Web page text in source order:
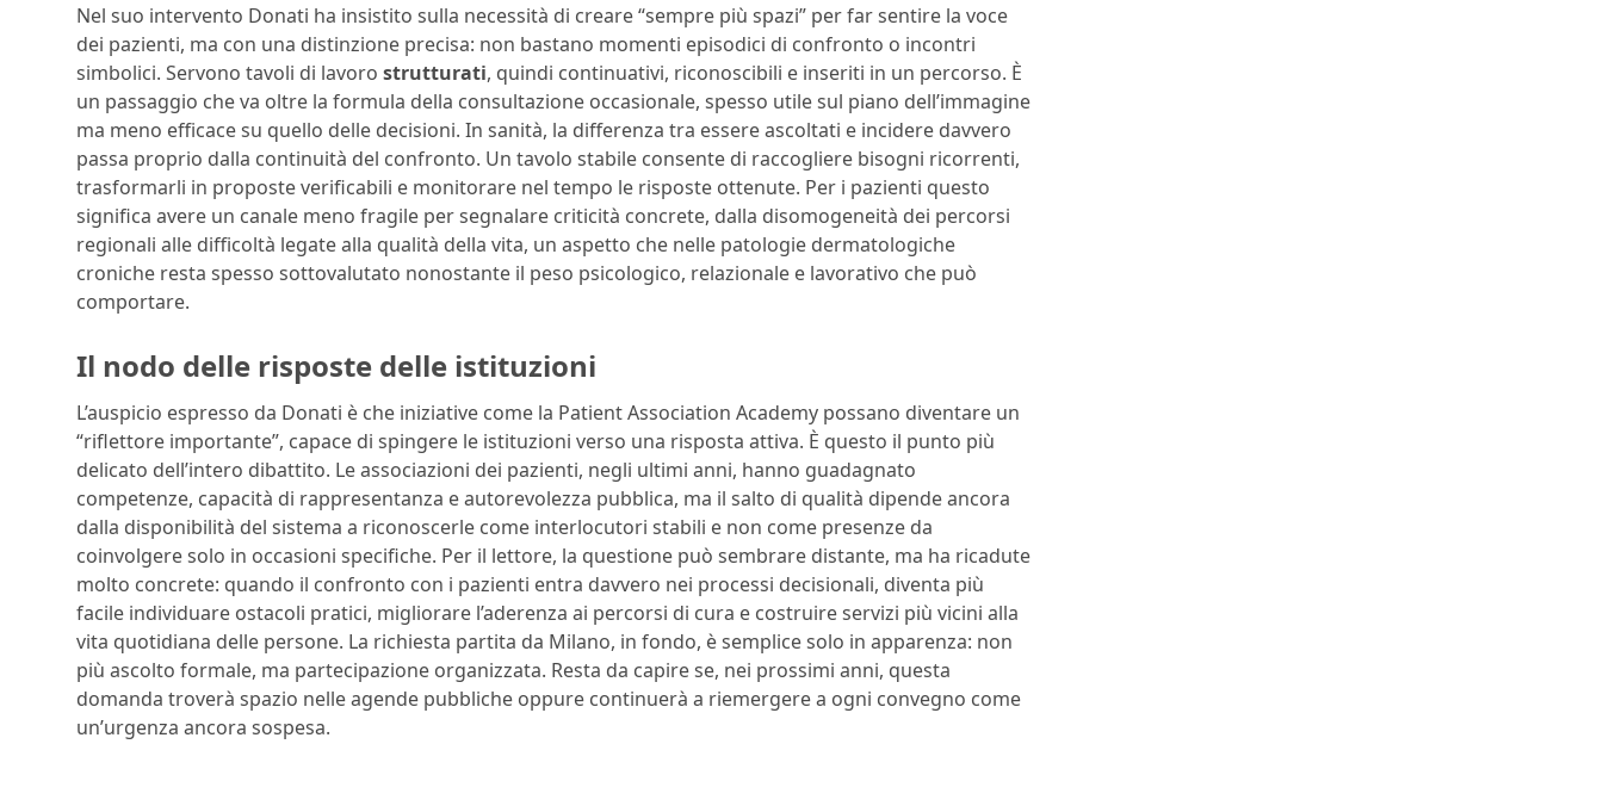
Nel suo intervento Donati ha insistito sulla necessità di creare “sempre più spazi” per far sentire la voce
dei pazienti, ma con una distinzione precisa: non bastano momenti episodici di confronto o incontri
simbolici. Servono tavoli di lavoro strutturati, quindi continuativi, riconoscibili e inseriti in un percorso. È
un passaggio che va oltre la formula della consultazione occasionale, spesso utile sul piano dell’immagine
ma meno efficace su quello delle decisioni. In sanità, la differenza tra essere ascoltati e incidere davvero
passa proprio dalla continuità del confronto. Un tavolo stabile consente di raccogliere bisogni ricorrenti,
trasformarli in proposte verificabili e monitorare nel tempo le risposte ottenute. Per i pazienti questo
significa avere un canale meno fragile per segnalare criticità concrete, dalla disomogeneità dei percorsi
regionali alle difficoltà legate alla qualità della vita, un aspetto che nelle patologie dermatologiche
croniche resta spesso sottovalutato nonostante il peso psicologico, relazionale e lavorativo che può
comportare.
Il nodo delle risposte delle istituzioni
L’auspicio espresso da Donati è che iniziative come la Patient Association Academy possano diventare un
“riflettore importante”, capace di spingere le istituzioni verso una risposta attiva. È questo il punto più
delicato dell’intero dibattito. Le associazioni dei pazienti, negli ultimi anni, hanno guadagnato
competenze, capacità di rappresentanza e autorevolezza pubblica, ma il salto di qualità dipende ancora
dalla disponibilità del sistema a riconoscerle come interlocutori stabili e non come presenze da
coinvolgere solo in occasioni specifiche. Per il lettore, la questione può sembrare distante, ma ha ricadute
molto concrete: quando il confronto con i pazienti entra davvero nei processi decisionali, diventa più
facile individuare ostacoli pratici, migliorare l’aderenza ai percorsi di cura e costruire servizi più vicini alla
vita quotidiana delle persone. La richiesta partita da Milano, in fondo, è semplice solo in apparenza: non
più ascolto formale, ma partecipazione organizzata. Resta da capire se, nei prossimi anni, questa
domanda troverà spazio nelle agende pubbliche oppure continuerà a riemergere a ogni convegno come
un’urgenza ancora sospesa.